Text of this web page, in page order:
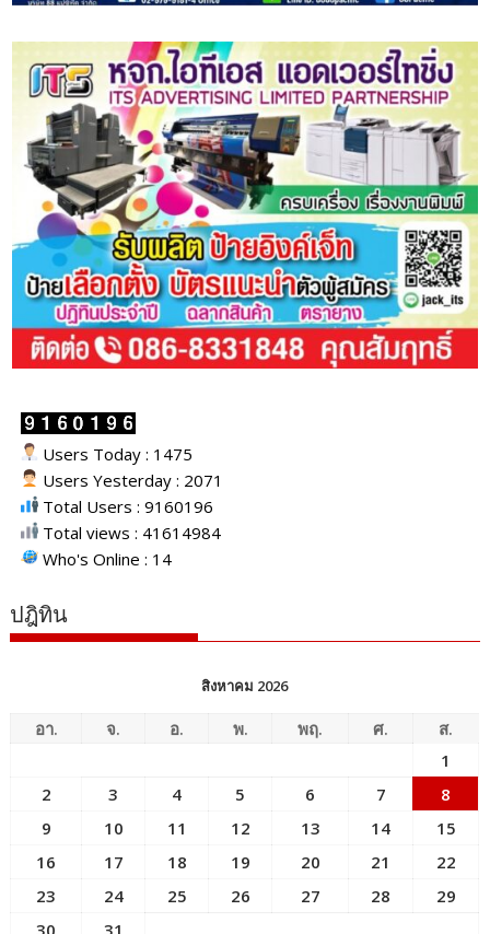
Users Today : 1475
Users Yesterday : 2071
Total Users : 9160196
Total views : 41614984
Who's Online : 14
ปฎิทิน
สิงหาคม 2026
อา. จ. อ. พ. พฤ. ศ.
ส.
1
2
3 4 5 6 7
8
9
10 11 12 13 14
15
16
17 18 19 20 21
22
23
24 25 26 27 28
29